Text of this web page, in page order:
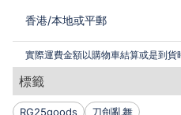
香港/本地或平郵
實際運費金額以購物車結算或是到貨
標籤
RG25goods 刀劍亂舞